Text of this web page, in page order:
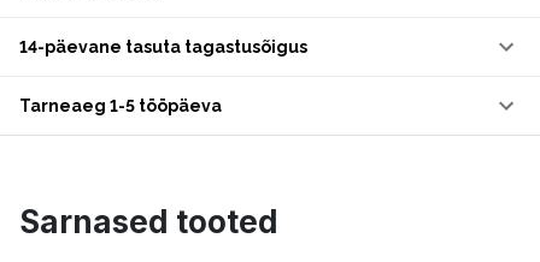
14-päevane tasuta tagastusõigus
Tarneaeg 1-5 tööpäeva
Sarnased tooted